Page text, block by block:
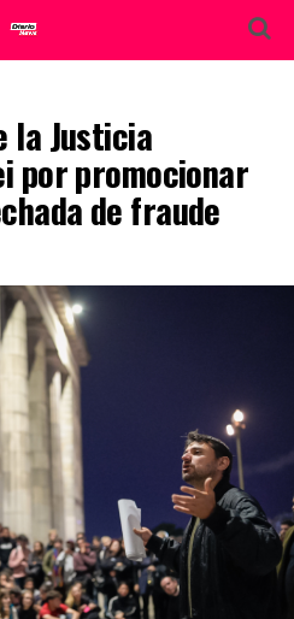
la Justicia
por promocionar
de fraude